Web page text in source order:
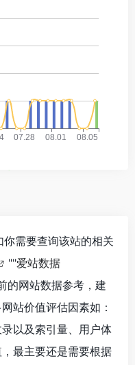
需要查询该站的相关
""爱站数据
的网站数据参考，建
站价值评估因素如：
以及索引量、用户体
最主要还是需要根据